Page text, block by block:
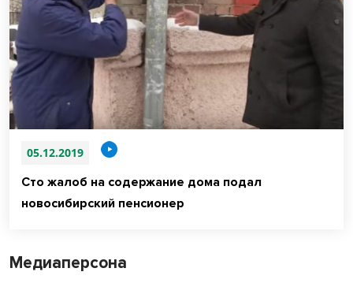
05.12.2019
Сто жалоб на содержание дома подал
новосибирский пенсионер
Медиаперсона